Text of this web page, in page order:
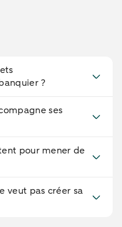
?
ses
pour mener de
veut pas créer sa